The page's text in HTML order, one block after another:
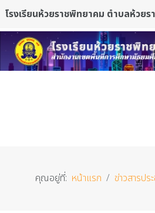
โรงเรียนห้วยราชพิทยาคม ตำบลห้วย
คุณอยู่ที่: หน้าแรก ข่าวสารป